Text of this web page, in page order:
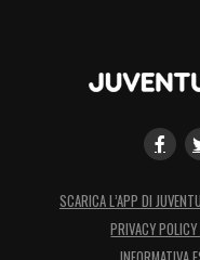
Quello
non è
Iling-Junior 7
qualcosa di
–Un
SCARICA L’APP DI
PRIVACY